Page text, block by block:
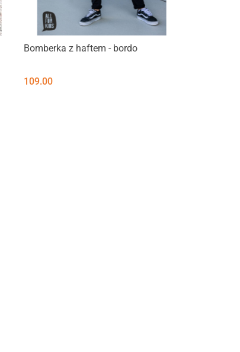
Bomberka z haftem - bordo
109.00